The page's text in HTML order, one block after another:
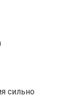
сильно